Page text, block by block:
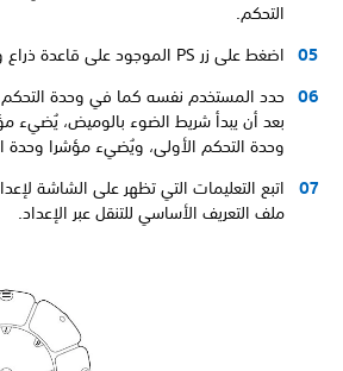
التحكم.
اضغط على زر PS الموجود على قاعدة ذراع وحدة التحكم الثانية.
حدد المستخدم نفسه كما في وحدة التحكم
بعد أن يبدأ شريط الضوء بالوميض، يُضيء
وحدة التحكم الأولى، ويُضيء مؤشرا وحدة
اتبع التعليمات التي تظهر على الشاشة
ملف التعريف الأساسي للتنقل عبر الإعداد.